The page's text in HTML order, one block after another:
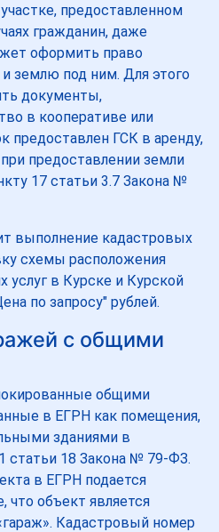
предоставленном
гражданин, даже
оформить право
землю под ним. Для этого
документы,
в кооперативе или
предоставлен ГСК в аренду,
предоставлении земли
17 статьи 3.7 Закона №
выполнение кадастровых
схемы расположения
услуг в Курске и Курской
по запросу" рублей.
с общими
общими
в ЕГРН как помещения,
зданиями в
статьи 18 Закона № 79-ФЗ.
в ЕГРН подается
что объект является
Кадастровый номер